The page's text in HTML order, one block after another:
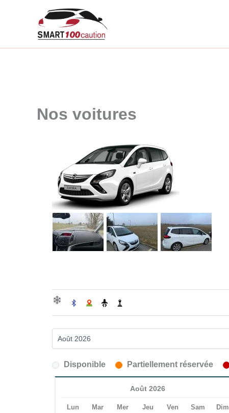
Nos voitures
Disponible Partiellement réservée
Août 2026
Lun Mar Mer Jeu Ven Sam Dim